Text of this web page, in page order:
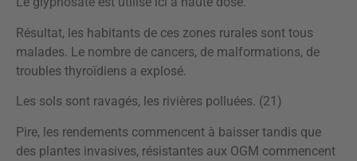
Résultat, les habitants de ces zones rurales sont tous
malades. Le nombre de cancers, de malformations, de
troubles thyroïdiens a explosé.
Les sols sont ravagés, les rivières polluées. (21)
Pire, les rendements commencent à baisser tandis que
des plantes invasives, résistantes aux OGM commencent